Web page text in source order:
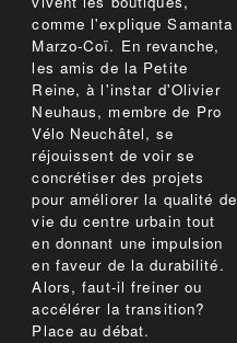
comme l'explique Samanta
Marzo-Coï. En revanche,
les amis de la Petite
Reine, à l'instar d'Olivier
Neuhaus, membre de Pro
Vélo Neuchâtel, se
réjouissent de voir se
concrétiser des projets
pour améliorer la qualité de
vie du centre urbain tout
en donnant une impulsion
en faveur de la durabilité.
Alors, faut-il freiner ou
accélérer la transition?
Place au débat.